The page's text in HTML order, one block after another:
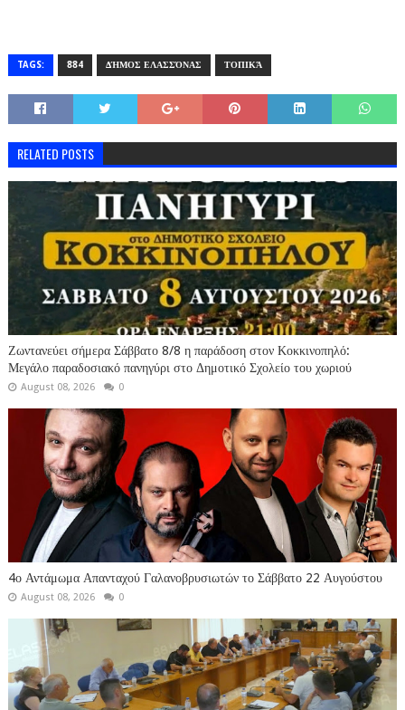
TAGS: 884 ΔΉΜΟΣ ΕΛΑΣΣΌΝΑΣ ΤΟΠΙΚΆ
RELATED POSTS
Ζωντανεύει σήμερα Σάββατο 8/8 η παράδοση στον Κοκκινοπηλό:
Μεγάλο παραδοσιακό πανηγύρι στο Δημοτικό Σχολείο του χωριού
August 08, 2026 0
4ο Αντάμωμα Απανταχού Γαλανοβρυσιωτών το Σάββατο 22 Αυγούστου
August 08, 2026 0